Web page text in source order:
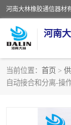
河南
当前位置： 首页 >
自动接合和分离-操
推盘离合器
VC离合器